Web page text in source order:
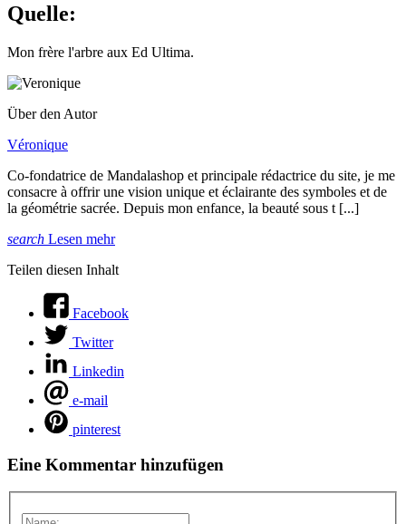
Quelle:
Mon frère l'arbre aux Ed Ultima.
Über den Autor
Véronique
Co-fondatrice de Mandalashop et principale rédactrice du site, je me
consacre à offrir une vision unique et éclairante des symboles et de
la géométrie sacrée. Depuis mon enfance, la beauté sous t [...]
search Lesen mehr
Teilen diesen Inhalt
Facebook
Twitter
Linkedin
e-mail
pinterest
Eine Kommentar hinzufügen